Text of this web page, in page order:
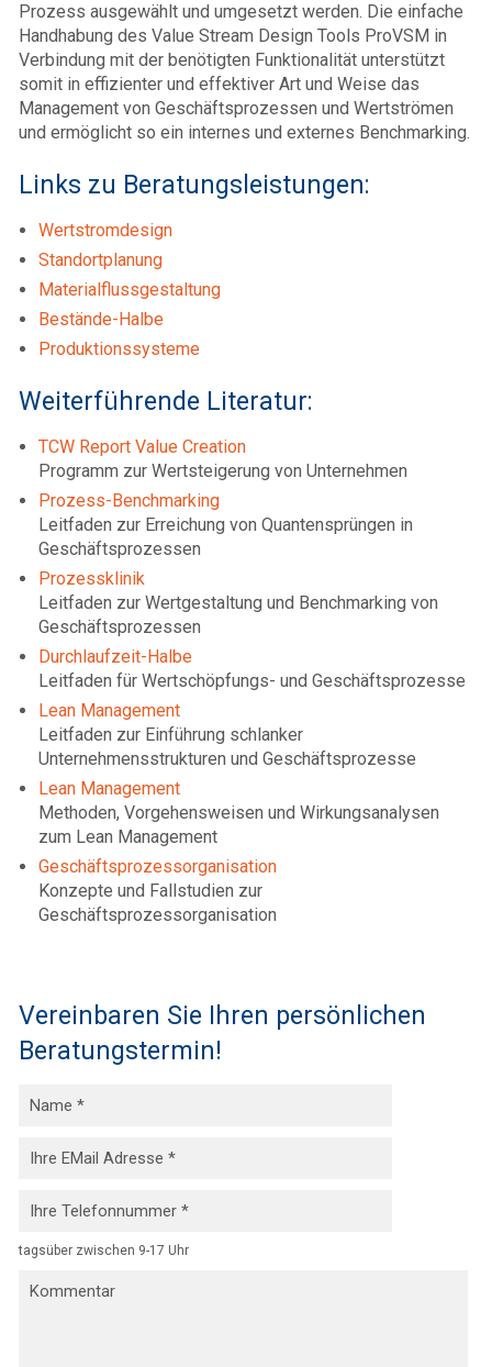
Prozess ausgewählt und umgesetzt werden. Die einfache
Handhabung des Value Stream Design Tools ProVSM in
Verbindung mit der benötigten Funktionalität unterstützt
somit in effizienter und effektiver Art und Weise das
Management von Geschäftsprozessen und Wertströmen
und ermöglicht so ein internes und externes Benchmarking.
Links zu Beratungsleistungen:
Wertstromdesign
Standortplanung
Materialflussgestaltung
Bestände-Halbe
Produktionssysteme
Weiterführende Literatur:
TCW Report Value Creation
Programm zur Wertsteigerung von Unternehmen
Prozess-Benchmarking
Leitfaden zur Erreichung von Quantensprüngen in
Geschäftsprozessen
Prozessklinik
Leitfaden zur Wertgestaltung und Benchmarking von
Geschäftsprozessen
Durchlaufzeit-Halbe
Leitfaden für Wertschöpfungs- und Geschäftsprozesse
Lean Management
Leitfaden zur Einführung schlanker
Unternehmensstrukturen und Geschäftsprozesse
Lean Management
Methoden, Vorgehensweisen und Wirkungsanalysen
zum Lean Management
Geschäftsprozessorganisation
Konzepte und Fallstudien zur
Geschäftsprozessorganisation
Vereinbaren Sie Ihren persönlichen
Beratungstermin!
tagsüber zwischen 9-17 Uhr